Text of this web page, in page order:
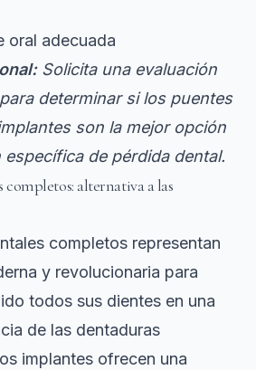
oral adecuada
Solicita una evaluación
determinar si los puentes
son la mejor opción
de pérdida dental.
completos: alternativa a las
completos representan
y revolucionaria para
todos sus dientes en una
de las dentaduras
implantes ofrecen una